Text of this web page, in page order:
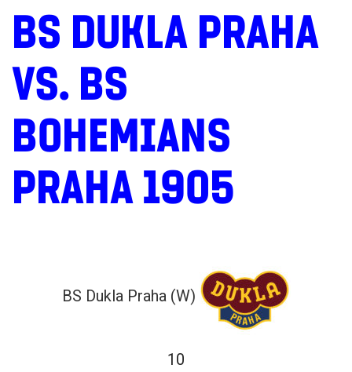
BS DUKLA PRAHA
VS. BS
BOHEMIANS
PRAHA 1905
BS Dukla Praha (W)
10